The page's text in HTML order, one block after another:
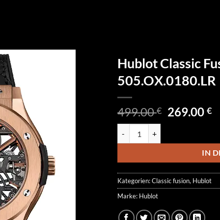
Hublot Classic
505.OX.0180.LR
499.00€
499.00 €
269.00€
IN
Kategorien:Classic fusion, Hublot
Marke: Hublot